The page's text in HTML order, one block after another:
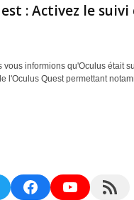
: Activez le suivi
informions qu'Oculus était
l'Oculus Quest permettant
FacebookYouTubeRSS Feed